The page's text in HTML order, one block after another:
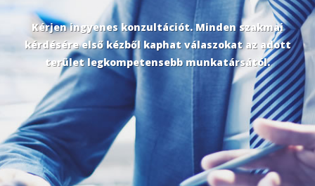
Kérjen ingyenes konzultációt. Minden szakmai
kérdésére első kézből kaphat válaszokat az adott
terület legkompetensebb munkatársától.